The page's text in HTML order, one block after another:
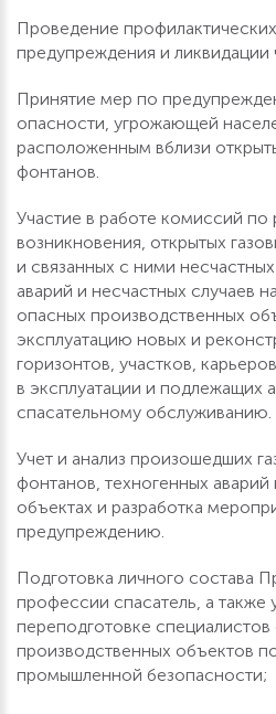
Проведение
предупреждения и ликвидации
Принятие мер по
опасности, угрожающей
расположенным вблизи
фонтанов.
Участие в работе комиссий
возникновения, открытых
и связанных с ними
аварий и несчастных случаев
опасных производственных
эксплуатацию новых и
горизонтов, участков,
в эксплуатации и подлежащих
спасательному обслуживанию.
Учет и анализ произошедших
фонтанов, техногенных
объектах и разработка
предупреждению.
Подготовка личного состава
профессии спасатель, а также
переподготовке
производственных объектов
промышленной безопасности;